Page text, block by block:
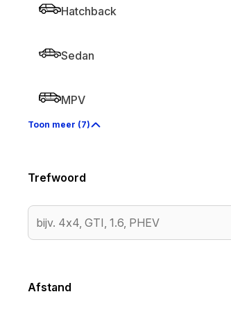
Hatchback
Sedan
MPV
Toon meer (7)
Trefwoord
Afstand